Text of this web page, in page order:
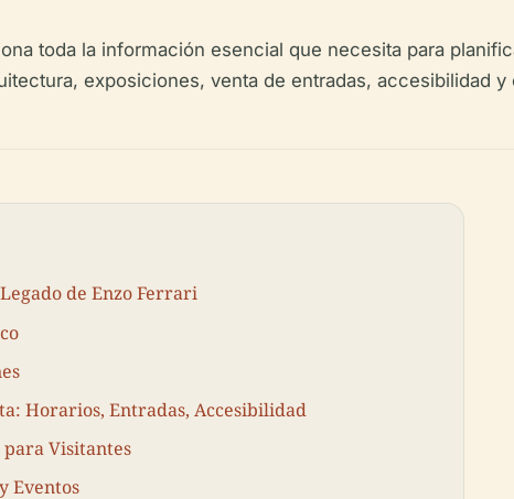
toda la información esencial que necesita para
exposiciones, venta de entradas, accesibilidad
de Enzo Ferrari
Horarios, Entradas, Accesibilidad
Visitantes
Eventos